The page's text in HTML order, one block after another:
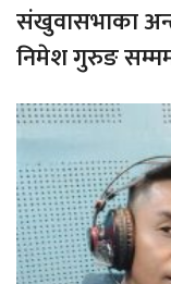
संखुवासभाका
निमेश गुरुङ